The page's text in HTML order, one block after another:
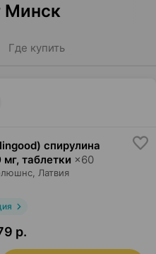
Минск
Где купить
спирулина
таблетки ×60
, Латвия
р.